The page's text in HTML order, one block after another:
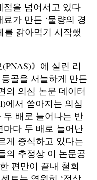
점을 넘어서고 있다
가 만든 ‘물량의 경
를 갉아먹기 시작했
》에 실린 리
골을 서늘하게 만든
의 의심 논문 데이터
에서 쏟아지는 의심
두 배로 늘어나는 반
마다 두 배로 늘어난
게 증식하고 있다는
의 추정상 이 논문공
편만이 끝내 철회